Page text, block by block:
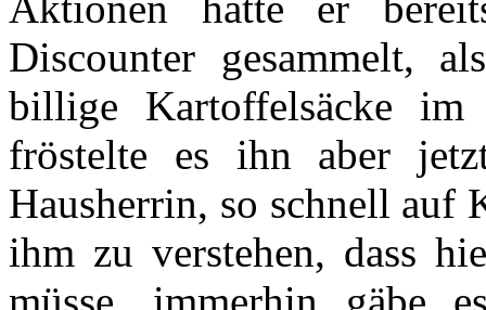
Discounter gesammelt,
billige Kartoffelsäcke
fröstelte es ihn aber
Hausherrin, so schnell auf
ihm zu verstehen, dass
müsse, immerhin gäbe